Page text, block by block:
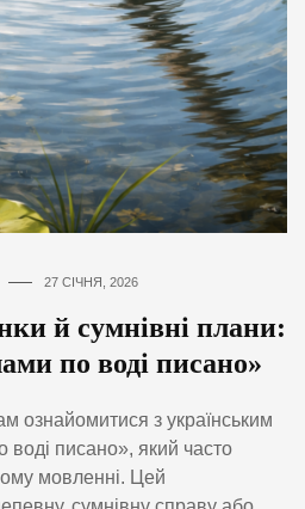
27 СІЧНЯ, 2026
й сумнівні плани:
по воді писано»
ознайомитися з українським
писано», який часто
мовленні. Цей